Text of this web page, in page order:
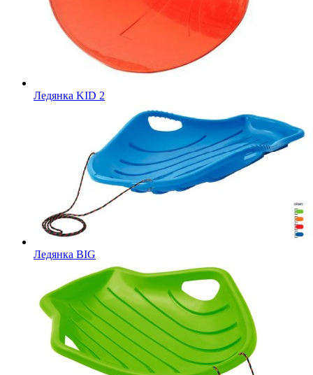
Ледянка KID 2
Ледянка BIG